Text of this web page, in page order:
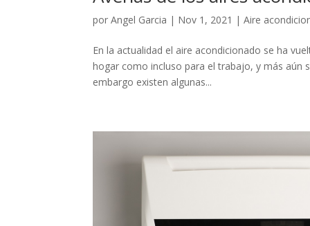
porAngel Garcia | Nov 1, 2021 |Aire
En la actualidad el aire acondicionado se ha
hogar como incluso para el trabajo, y más aún
embargo existen algunas...